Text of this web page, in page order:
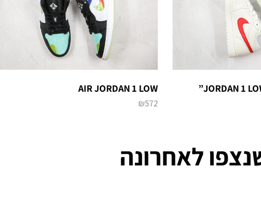
JORDAN 1
AIR JORDAN 1 LOW
₪572
לאחרונה